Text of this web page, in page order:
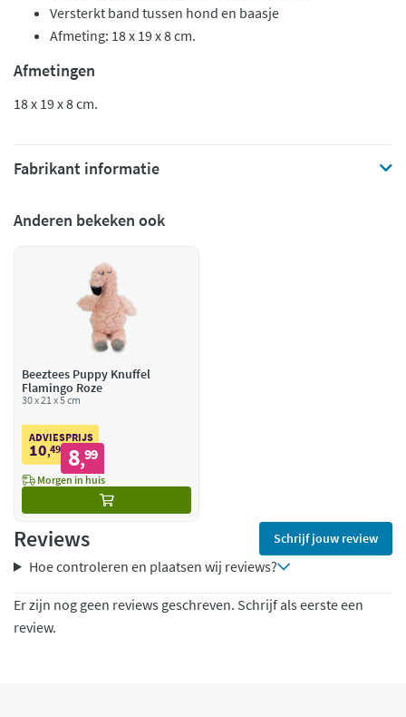
Versterkt band tussen hond en baasje
Afmeting: 18 x 19 x 8 cm.
Afmetingen
18 x 19 x 8 cm.
Fabrikant informatie
Anderen bekeken ook
Beeztees Puppy Knuffel
Flamingo Roze
30 x 21 x 5 cm
ADVIESPRIJS
10,49 8,99
Morgen in huis
Reviews Schrijf jouw review
Hoe controleren en plaatsen wij reviews?
Er zijn nog geen reviews geschreven. Schrijf als eerste een
review.